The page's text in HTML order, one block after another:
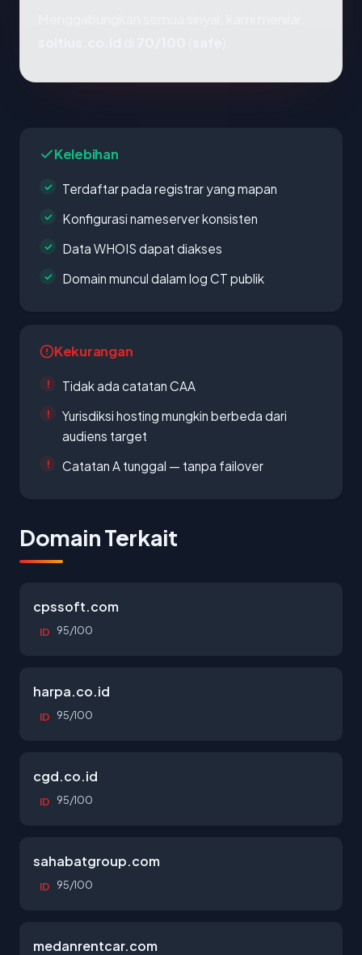
Kelebihan
Terdaftar pada registrar yang mapan
Konfigurasi nameserver konsisten
Data WHOIS dapat diakses
Domain muncul dalam log CT publik
Kekurangan
Tidak ada catatan CAA
Yurisdiksi hosting mungkin berbeda dari
audiens target
Catatan A tunggal — tanpa failover
Domain Terkait
cpssoft.com
ID 95/100
harpa.co.id
ID 95/100
cgd.co.id
ID 95/100
sahabatgroup.com
ID 95/100
medanrentcar.com